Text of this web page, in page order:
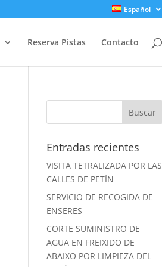
Español
Reserva Pistas Contacto
Entradas recientes
VISITA TETRALIZADA POR LAS
CALLES DE PETÍN
SERVICIO DE RECOGIDA DE
ENSERES
CORTE SUMINISTRO DE
AGUA EN FREIXIDO DE
ABAIXO POR LIMPIEZA DEL